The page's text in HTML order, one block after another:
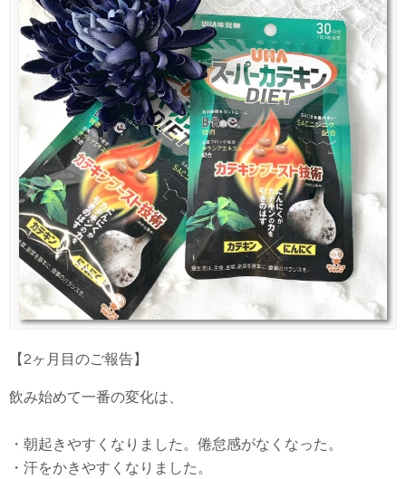
【2ヶ月目のご報告】
飲み始めて一番の変化は、
・朝起きやすくなりました。倦怠感がなくなった。
・汗をかきやすくなりました。